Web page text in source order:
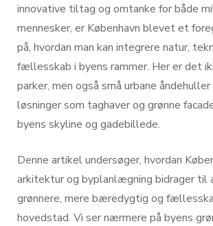
innovative tiltag og omtanke for både
mennesker, er København blevet et
på, hvordan man kan integrere natur,
fællesskab i byens rammer. Her er det
parker, men også små urbane
løsninger som taghaver og grønne
byens skyline og gadebillede.
Denne artikel undersøger, hvordan
arkitektur og byplanlægning bidrager til
grønnere, mere bæredygtig og
hovedstad. Vi ser nærmere på byens